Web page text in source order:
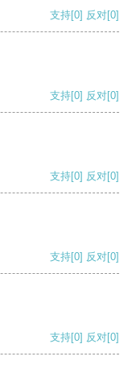
支持[0] 反对[0]
支持[0] 反对[0]
支持[0] 反对[0]
支持[0] 反对[0]
支持[0] 反对[0]